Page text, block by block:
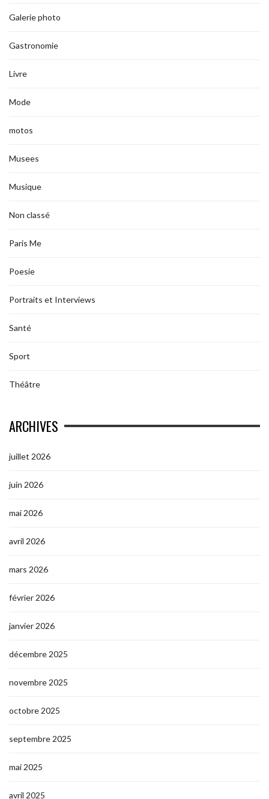
Galerie photo
Gastronomie
Livre
Mode
motos
Musees
Musique
Non classé
Paris Me
Poesie
Portraits et Interviews
Santé
Sport
Théâtre
ARCHIVES
juillet 2026
juin 2026
mai 2026
avril 2026
mars 2026
février 2026
janvier 2026
décembre 2025
novembre 2025
octobre 2025
septembre 2025
mai 2025
avril 2025